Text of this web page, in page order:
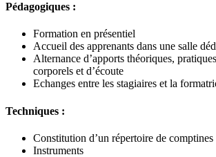
Pédagogiques :
Formation en présentiel
Accueil des apprenants dans une salle
Alternance d’apports théoriques,
corporels et d’écoute
Echanges entre les stagiaires et la
Techniques :
Constitution d’un répertoire de
Instruments